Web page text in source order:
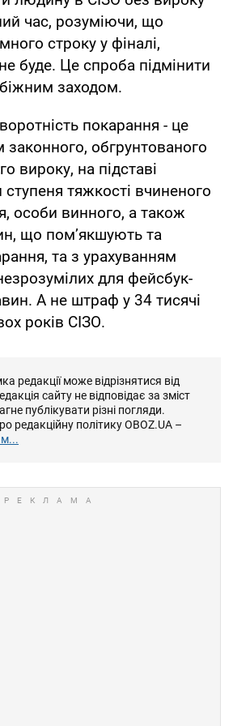
час, розуміючи, що
строку у фіналі,
буде. Це спроба підмінити
заходом.
покарання - це
законного, обгрунтованого
вироку, на підставі
ступеня тяжкості вчиненого
особи винного, а також
що пом’якшують та
та з урахуванням
для фейсбук-
А не штраф у 34 тисячі
років СІЗО.
редакції може відрізнятися від
сайту не відповідає за зміст
публікувати різні погляди.
редакційну політику OBOZ.UA –